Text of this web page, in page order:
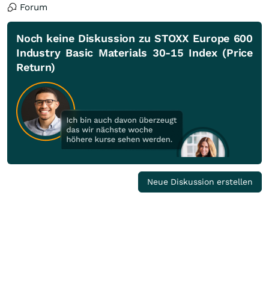
Forum
Noch keine Diskussion zu STOXX Europe 600
Industry Basic Materials 30-15 Index (Price
Return)
Neue Diskussion erstellen